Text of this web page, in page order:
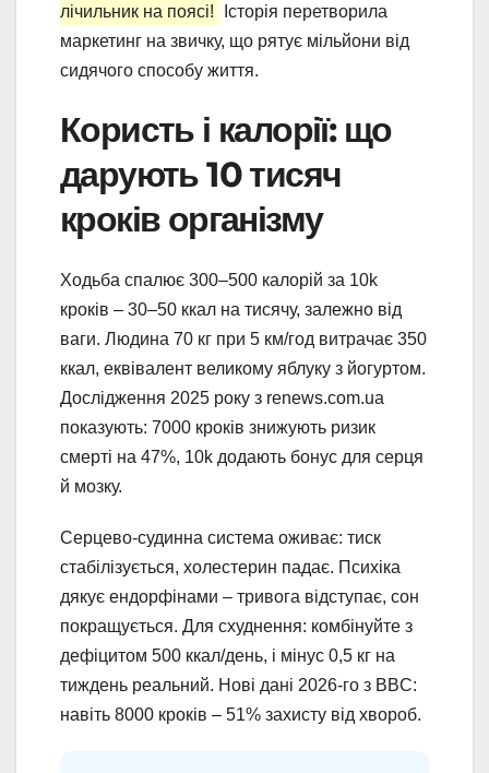
лічильник на поясі!
Історія перетворила
маркетинг на звичку, що рятує мільйони від
сидячого способу життя.
Користь і калорії: що
дарують 10 тисяч
кроків організму
Ходьба спалює 300–500 калорій за 10k
кроків – 30–50 ккал на тисячу, залежно від
ваги. Людина 70 кг при 5 км/год витрачає 350
ккал, еквівалент великому яблуку з йогуртом.
Дослідження 2025 року з renews.com.ua
показують: 7000 кроків знижують ризик
смерті на 47%, 10k додають бонус для серця
й мозку.
Серцево-судинна система оживає: тиск
стабілізується, холестерин падає. Психіка
дякує ендорфінами – тривога відступає, сон
покращується. Для схуднення: комбінуйте з
дефіцитом 500 ккал/день, і мінус 0,5 кг на
тиждень реальний. Нові дані 2026-го з BBC:
навіть 8000 кроків – 51% захисту від хвороб.